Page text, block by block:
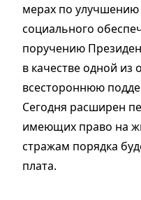
мерах по улучшению
социального
поручению
в качестве одной из
всестороннюю
Сегодня расширен
имеющих право на
стражам порядка
плата.